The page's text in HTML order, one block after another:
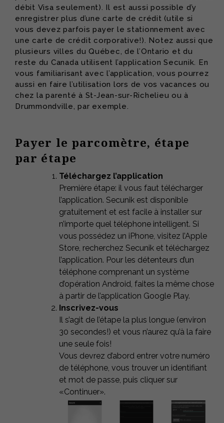
débit Visa seulement). Il est aussi possible d’y
enregistrer plus d’une carte de crédit (utile si
vous devez parfois payer le stationnement avec
une carte de crédit corporative!). Notez aussi que
plusieurs villes du Québec, de l’Ontario et du
reste du Canada utilisent l’application Secunik. En
vous familiarisant avec l’application, vous pourrez
aussi en faire l’utilisation lors de vos vacances ou
chez la parenté à St-Jean-sur-Richelieu ou à
Drummondville, par exemple.
Payer le parcomètre, étape
par étape
Téléchargez l’application
Première étape: il vous faut télécharger
l’application. Secunik est disponible
gratuitement et est facile à installer sur
n’importe quel téléphone intelligent. Si
vous possédez un iPhone, visitez l’Apple
Store, recherchez Secunik et téléchargez
l’application. Pour les détenteurs d’un
téléphone comprenant un système
d’opération Android, faites la même chose
à partir de l’application Google Play.
Inscrivez-vous
Il s’agit de l’étape la plus longue (environ
30 secondes!) et vous n’aurez qu’à la faire
une seule fois!
Vous devrez d’abord entrer votre numéro
de téléphone, vous trouver un identifiant
et mot de passe, puis cliquer sur
«Continuer».